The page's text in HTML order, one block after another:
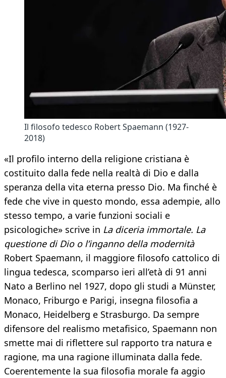
Il filosofo tedesco Robert Spaemann (1927-
2018)
«Il profilo interno della religione cristiana è
costituito dalla fede nella realtà di Dio e dalla
speranza della vita eterna presso Dio. Ma finché è
fede che vive in questo mondo, essa adempie, allo
stesso tempo, a varie funzioni sociali e
psicologiche» scrive in La diceria immortale. La
questione di Dio o l’inganno della modernità
Robert Spaemann, il maggiore filosofo cattolico di
lingua tedesca, scomparso ieri all’età di 91 anni
Nato a Berlino nel 1927, dopo gli studi a Münster,
Monaco, Friburgo e Parigi, insegna filosofia a
Monaco, Heidelberg e Strasburgo. Da sempre
difensore del realismo metafisico, Spaemann non
smette mai di riflettere sul rapporto tra natura e
ragione, ma una ragione illuminata dalla fede.
Coerentemente la sua filosofia morale fa aggio